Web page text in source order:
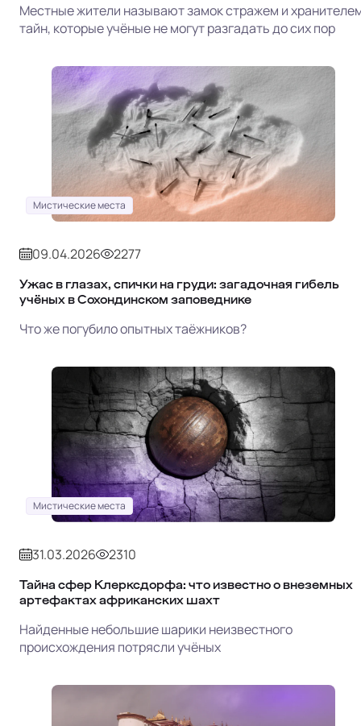
Местные жители называют замок стражем и
тайн, которые учёные не могут разгадать до сих пор
Мистические места
09.04.2026 2277
Ужас в глазах, спички на груди: загадочная гибель
учёных в Сохондинском заповеднике
Что же погубило опытных таёжников?
Мистические места
31.03.2026 2310
Тайна сфер Клерксдорфа: что известно о внеземных
артефактах африканских шахт
Найденные небольшие шарики неизвестного
происхождения потрясли учёных